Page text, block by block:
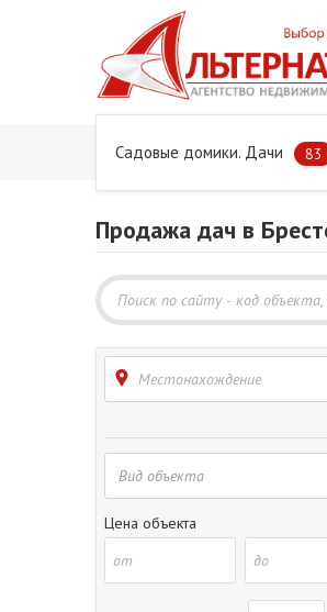
Садовые домики. Дачи 83
Главная Предложения
Продажа дач в
Местонахождение
Цена объекта